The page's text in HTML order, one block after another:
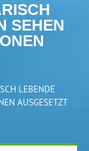
SEHEN
LEBENDE
AUSGESETZT